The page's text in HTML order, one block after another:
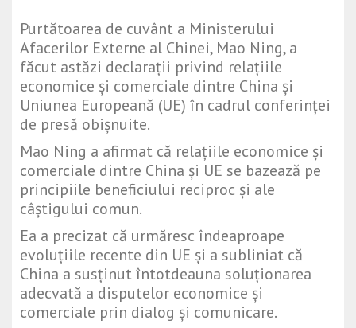
Purtătoarea de cuvânt a Ministerului
Afacerilor Externe al Chinei, Mao Ning, a
făcut astăzi declarații privind relațiile
economice și comerciale dintre China și
Uniunea Europeană (UE) în cadrul conferinței
de presă obișnuite.
Mao Ning a afirmat că relațiile economice și
comerciale dintre China și UE se bazează pe
principiile beneficiului reciproc și ale
câștigului comun.
Ea a precizat că urmăresc îndeaproape
evoluțiile recente din UE și a subliniat că
China a susținut întotdeauna soluționarea
adecvată a disputelor economice și
comerciale prin dialog și comunicare.